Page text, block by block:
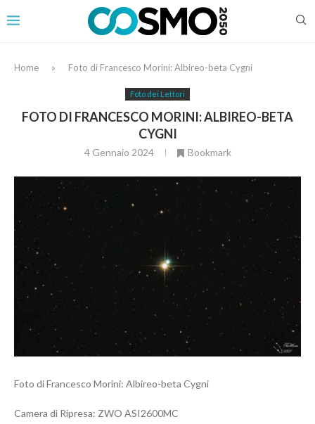
Home » Foto di Francesco Morini: Albireo-beta Cygni
Foto dei Lettori
FOTO DI FRANCESCO MORINI: ALBIREO-BETA
CYGNI
4 Gennaio 2024 Bookmark
Foto di Francesco Morini: Albireo-beta Cygni
Camera di Ripresa: ZWO ASI2600MC